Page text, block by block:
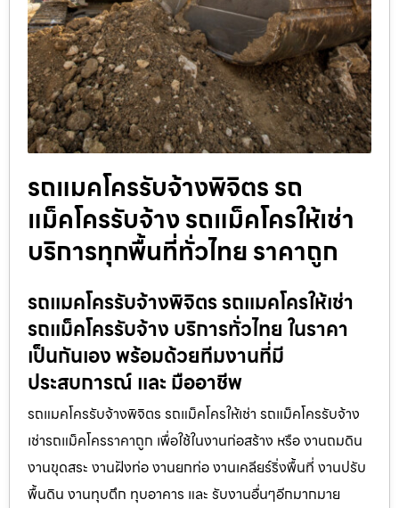
รถแมคโครรับจ้างพิจิตร รถ
แม็คโครรับจ้าง รถแม็คโครให้เช่า
บริการทุกพื้นที่ทั่วไทย ราคาถูก
รถแมคโครรับจ้างพิจิตร รถแมคโครให้เช่า
รถแม็คโครรับจ้าง บริการทั่วไทย ในราคา
เป็นกันเอง พร้อมด้วยทีมงานที่มี
ประสบการณ์ และ มืออาชีพ
รถแมคโครรับจ้างพิจิตร รถแม็คโครให้เช่า รถแม็คโครรับจ้าง
เช่ารถแม็คโครราคาถูก เพื่อใช้ในงานก่อสร้าง หรือ งานถมดิน
งานขุดสระ งานฝังท่อ งานยกท่อ งานเคลียร์ริ่งพื้นที่ งานปรับ
พื้นดิน งานทุบตึก ทุบอาคาร และ รับงานอื่นๆอีกมากมาย